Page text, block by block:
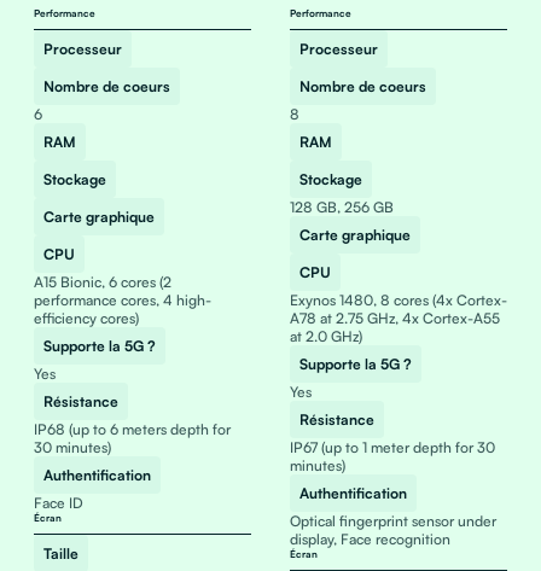
Performance
Processeur
Nombre de coeurs
6
RAM
Stockage
Carte graphique
CPU
A15 Bionic, 6 cores (2
performance cores, 4 high-
efficiency cores)
Supporte la 5G ?
Yes
Résistance
IP68 (up to 6 meters depth for
30 minutes)
Authentification
Face ID
Écran
Taille
Performance
Processeur
Nombre de coeurs
8
RAM
Stockage
128 GB, 256 GB
Carte graphique
CPU
Exynos 1480, 8 cores (4x Cortex-
A78 at 2.75 GHz, 4x Cortex-A55
at 2.0 GHz)
Supporte la 5G ?
Yes
Résistance
IP67 (up to 1 meter depth for 30
minutes)
Authentification
Optical fingerprint sensor under
display, Face recognition
Écran